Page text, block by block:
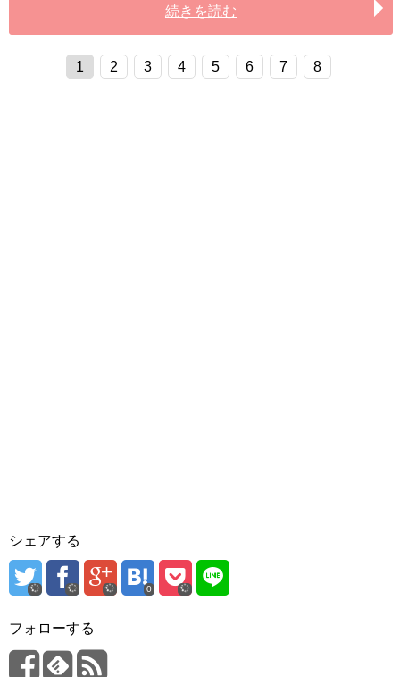
続きを読む
1 2 3 4 5 6 7 8
シェアする
0
フォローする